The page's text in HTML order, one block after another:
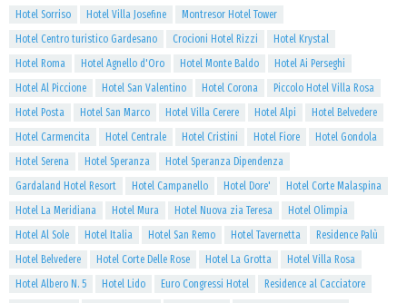
Hotel Sorriso
Hotel Villa Josefine
Montresor Hotel Tower
Hotel Centro turistico Gardesano
Crocioni Hotel Rizzi
Hotel Krystal
Hotel Roma
Hotel Agnello d'Oro Hotel Monte Baldo
Hotel Ai Perseghi
Hotel Al Piccione
Hotel San Valentino Hotel Corona
Piccolo Hotel Villa Rosa
Hotel Posta
Hotel San Marco Hotel Villa Cerere Hotel Alpi
Hotel Belvedere
Hotel Carmencita
Hotel Centrale Hotel Cristini Hotel Fiore
Hotel Gondola
Hotel Serena
Hotel Speranza
Hotel Speranza Dipendenza
Gardaland Hotel Resort
Hotel Campanello Hotel Dore'
Hotel Corte Malaspina
Hotel La Meridiana
Hotel Mura Hotel Nuova zia Teresa
Hotel Olimpia
Hotel Al Sole
Hotel Italia Hotel San Remo Hotel Tavernetta
Residence Palù
Hotel Belvedere
Hotel Corte Delle Rose Hotel La Grotta
Hotel Villa Rosa
Hotel Albero N. 5
Hotel Lido Euro Congressi Hotel
Residence al Cacciatore